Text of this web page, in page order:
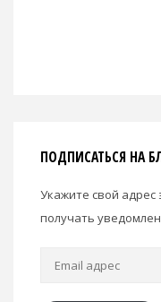
ПОДПИСАТЬСЯ НА
Укажите свой
получать
Email